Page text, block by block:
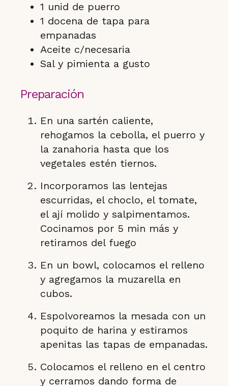
1 unid de puerro
1 docena de tapa para
empanadas
Aceite c/necesaria
Sal y pimienta a gusto
Preparación
En una sartén caliente,
rehogamos la cebolla, el puerro y
la zanahoria hasta que los
vegetales estén tiernos.
Incorporamos las lentejas
escurridas, el choclo, el tomate,
el ají molido y salpimentamos.
Cocinamos por 5 min más y
retiramos del fuego
En un bowl, colocamos el relleno
y agregamos la muzarella en
cubos.
Espolvoreamos la mesada con un
poquito de harina y estiramos
apenitas las tapas de empanadas.
Colocamos el relleno en el centro
y cerramos dando forma de